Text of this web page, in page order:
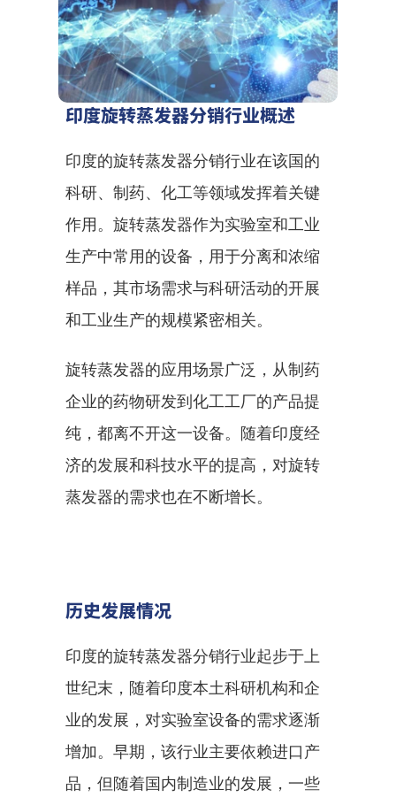
印度旋转蒸发器分销行业概述
印度的旋转蒸发器分销行业在该国的
科研、制药、化工等领域发挥着关键
作用。旋转蒸发器作为实验室和工业
生产中常用的设备，用于分离和浓缩
样品，其市场需求与科研活动的开展
和工业生产的规模紧密相关。
旋转蒸发器的应用场景广泛，从制药
企业的药物研发到化工工厂的产品提
纯，都离不开这一设备。随着印度经
济的发展和科技水平的提高，对旋转
蒸发器的需求也在不断增长。
历史发展情况
印度的旋转蒸发器分销行业起步于上
世纪末，随着印度本土科研机构和企
业的发展，对实验室设备的需求逐渐
增加。早期，该行业主要依赖进口产
品，但随着国内制造业的发展，一些